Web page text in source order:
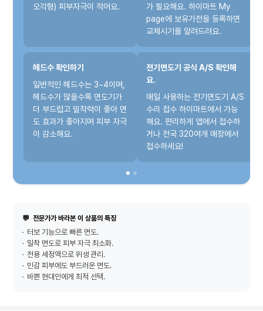
오각형) 피부자극이 적어요.
헤드수 확인하기
일반적인 헤드수는 3~4이며,
헤드수가 많을수록 면도기가
더 부드럽고 밀착력이 좋아 면
도 효과가 좋아지며 피부 자극
이 감소해요.
가 필요해요. 하이마트 My
page에 보유가전을 등록하면
교체시기를 알려드려요.
전기면도기 공식 A/S 확인해
요.
매일 사용하는 전기면도기 A/S
수리 접수 하이마트에서 가능
해요. 편리하게 앱에서 접수하
거나 전국 320여개 매장에서
접수하세요!
💬 전문가가 바라본 이 상품의 특징
터보 기능으로 빠른 면도.
밀착 면도로 피부 자극 최소화.
전용 세정액으로 위생 관리.
민감 피부에도 부드러운 면도.
바쁜 현대인에게 최적 선택.